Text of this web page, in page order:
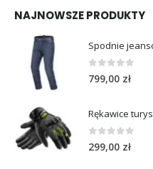
NAJNOWSZE PRODUKTY
out of 5
799,00 zł
0 out of 5
299,00 zł